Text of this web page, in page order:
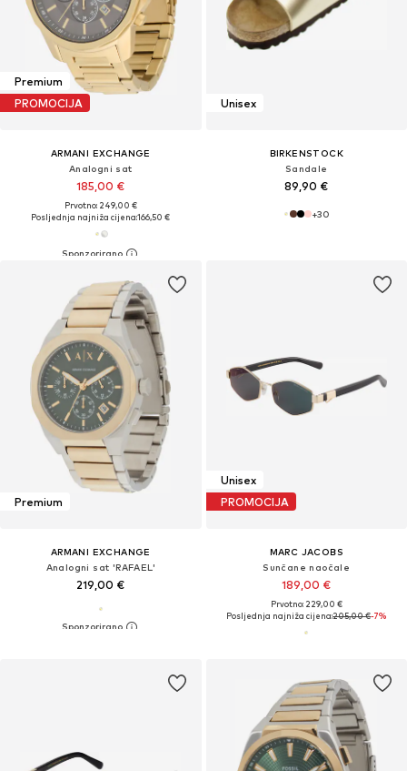
Premium
PROMOCIJA
ARMANI EXCHANGE
Analogni sat
185,00 €
Prvotno: 249,00 €
Posljednja najniža cijena:166,50 €
Unisex
BIRKENSTOCK
Sandale
89,90 €
+30
Premium
ARMANI EXCHANGE
Analogni sat 'RAFAEL'
219,00 €
Unisex
PROMOCIJA
MARC JACOBS
Sunčane naočale
189,00 €
Prvotno: 229,00 €
Posljednja najniža cijena:205,00 €-7%